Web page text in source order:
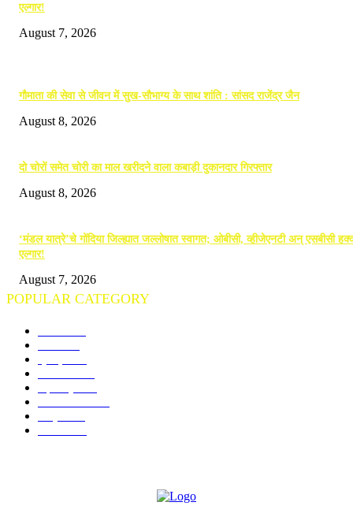
एल्गार!
August 7, 2026
गौमाता की सेवा से जीवन में सुख-सौभाग्य के साथ शांति : सांसद राजेंद्र जैन
August 8, 2026
दो चोरों समेत चोरी का माल खरीदने वाला कबाड़ी दुकानदार गिरफ्तार
August 8, 2026
‘मंडल यात्रे’चे गोंदिया जिल्ह्यात जल्लोषात स्वागत; ओबीसी, व्हीजेएनटी अन् एसबीसी
एल्गार!
August 7, 2026
POPULAR CATEGORY